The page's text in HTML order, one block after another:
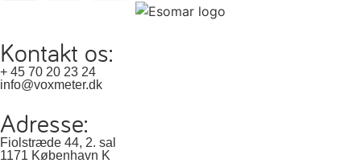
Kontakt os:
+ 45 70 20 23 24
info@voxmeter.dk
Adresse:
Fiolstræde 44, 2. sal
1171 København K